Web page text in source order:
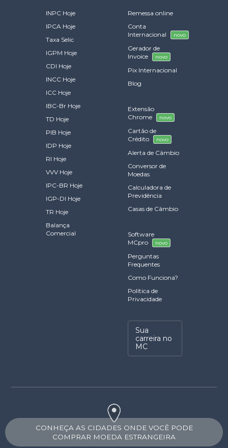
INPC Hoje
IPCA Hoje
Taxa Selic
IGPM Hoje
CDI Hoje
INCC Hoje
ICC Hoje
IBC-Br Hoje
TD Hoje
PIB Hoje
IDP Hoje
RI Hoje
VVV Hoje
IPC-BR Hoje
IGP-DI Hoje
TR Hoje
Balança
Comercial
Remessa online
Conta
Internacional
novo
Gerador de
Invoice
novo
Pix Internacional
Blog
Extensão
Chrome
novo
Cartão de
Crédito
novo
Alerta de Câmbio
Conversor de
Moedas
Calculadora de
Previdência
Casas de Câmbio
Software
MCpro
novo
Perguntas
Frequentes
Como Funciona?
Política de
Privacidade
Sua
carreira no
MC
CONHEÇA AS CIDADES ONDE VOCÊ PODE
COMPRAR MOEDA ESTRANGEIRA